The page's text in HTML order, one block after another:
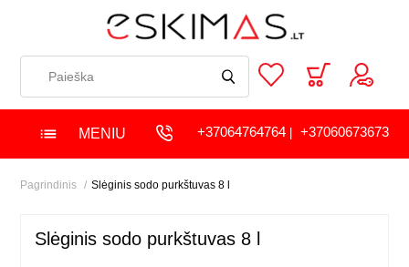
MENIU +37064764764| +37060673673
Pagrindinis Slėginis sodo purkštuvas 8 l
Slėginis sodo purkštuvas 8 l